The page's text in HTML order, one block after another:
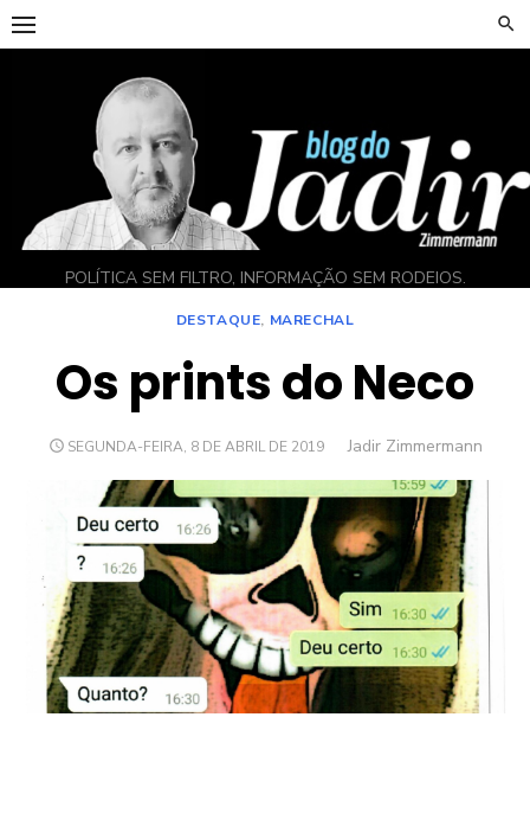
Skip
to
POLÍTICA SEM FILTRO, INFORMAÇÃO SEM RODEIOS.
DESTAQUE, MARECHAL
Os prints do Neco
POSTED
SEGUNDA-FEIRA, 8 DE ABRIL DE 2019 Author
Jadir Zimmermann